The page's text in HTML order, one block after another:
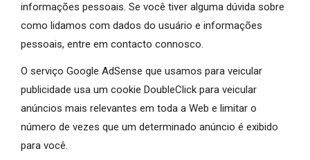
informações pessoais. Se você tiver alguma dúvida sobre
como lidamos com dados do usuário e informações
pessoais, entre em contacto connosco.
O serviço Google AdSense que usamos para veicular
publicidade usa um cookie DoubleClick para veicular
anúncios mais relevantes em toda a Web e limitar o
número de vezes que um determinado anúncio é exibido
para você.